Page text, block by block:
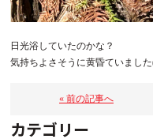
日光浴していたのかな？
気持ちよさそうに黄昏ていまし
« 前の記事へ
カテゴリー